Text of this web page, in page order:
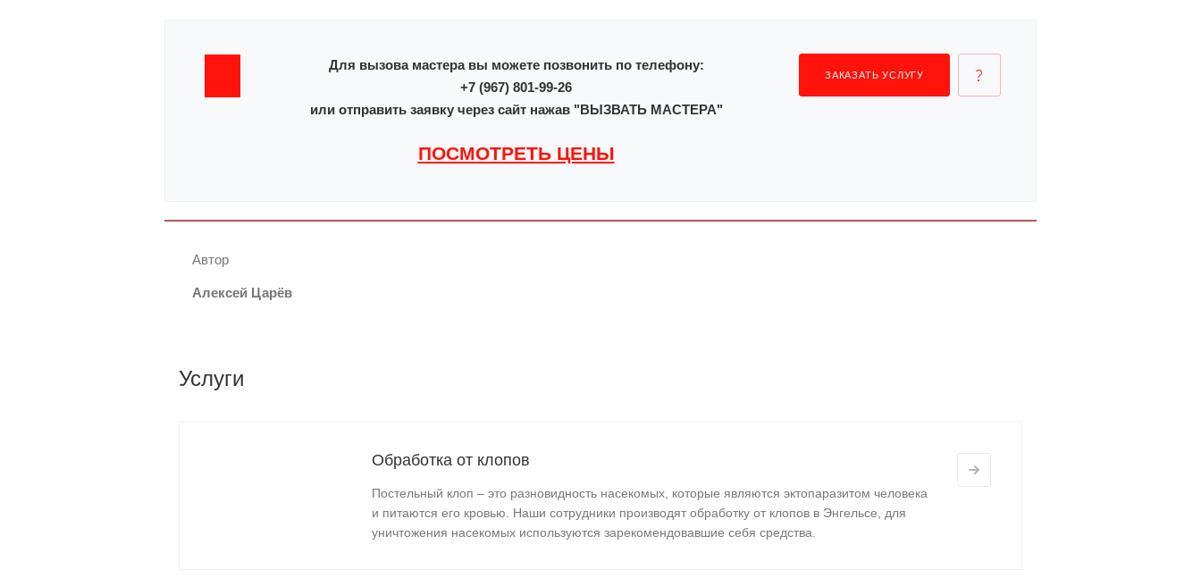
Для вызова мастера вы можете позвонить по телефону:
+7 (967) 801-99-26
или отправить заявку через сайт нажав "ВЫЗВАТЬ МАСТЕРА"
ПОСМОТРЕТЬ ЦЕНЫ
ЗАКАЗАТЬ УСЛУГУ
Автор
Алексей Царёв
Услуги
Обработка от клопов
Постельный клоп – это разновидность насекомых, которые являются эктопаразитом человека
и питаются его кровью. Наши сотрудники производят обработку от клопов в Энгельсе, для
уничтожения насекомых используются зарекомендовавшие себя средства.